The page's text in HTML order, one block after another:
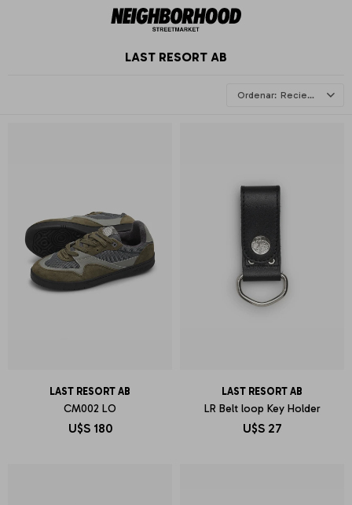
LAST RESORT AB
Recientes
LAST RESORT AB
CM002 LO
U$S 180
LAST RESORT AB
LR Belt loop Key Holder
U$S 27